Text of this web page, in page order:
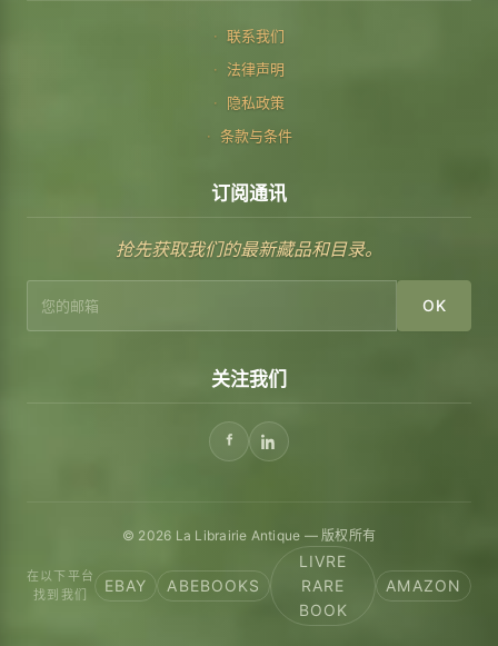
联系我们
法律声明
隐私政策
条款与条件
订阅通讯
抢先获取我们的最新藏品和目录。
OK
关注我们
© 2026 La Librairie Antique — 版权所有
在以下平台
找到我们
EBAY ABEBOOKS
LIVRE
RARE
BOOK
AMAZON